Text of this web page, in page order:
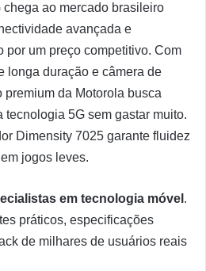
chega ao mercado brasileiro
avançada e
por um preço competitivo. Com
longa duração e câmera de
premium da Motorola busca
tecnologia 5G sem gastar muito.
Dimensity 7025 garante fluidez
jogos leves.
em tecnologia móvel .
práticos, especificações
de milhares de usuários reais